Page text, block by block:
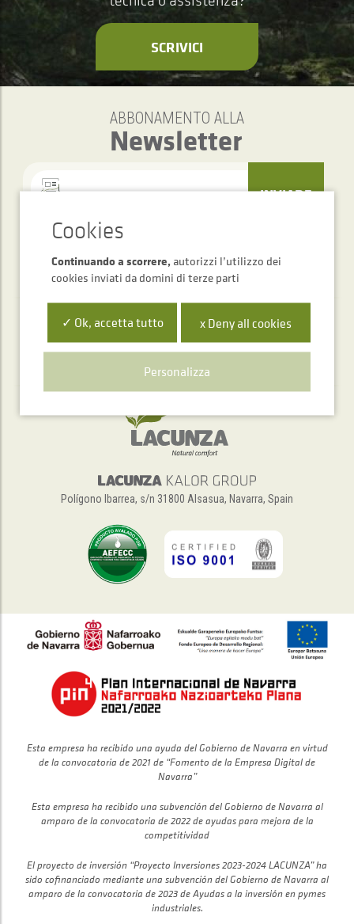
SCRIVICI
ABBONAMENTO ALLA
Newsletter
INVIARE
Servizio di assistenza telefonica
+34 948 563 511
Polígono Ibarrea, s/n 31800 Alsasua, Navarra, Spain
Esta empresa ha recibido una ayuda del Gobierno de Navarra en virtud
de la convocatoria de 2021 de “Fomento de la Empresa Digital de
Navarra”
Esta empresa ha recibido una subvención del Gobierno de Navarra al
amparo de la convocatoria de 2022 de ayudas para mejora de la
competitividad
El proyecto de inversión “Proyecto Inversiones 2023-2024 LACUNZA” ha
sido cofinanciado mediante una subvención del Gobierno de Navarra al
amparo de la convocatoria de 2023 de Ayudas a la inversión en pymes
industriales.
Continuando a scorrere, autorizzi l’utilizzo dei
cookies inviati da domini di terze parti
✓ Ok, accetta tutto x Deny all cookies
Personalizza